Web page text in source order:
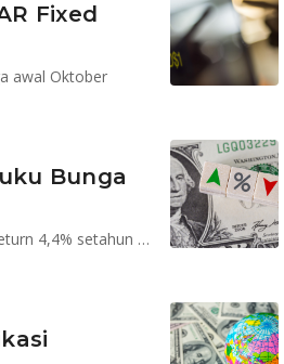
Fixed
awal Oktober
Bunga
Reksa dana pendapatan tetap berdenominasi dolar AS ini mencatatkan return 4,4% setahun (per 4 September 2025)